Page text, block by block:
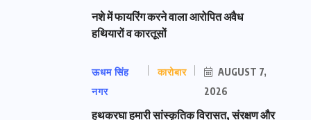
नशे में फायरिंग करने वाला आरोपित अवैध
हथियारों व कारतूसों
ऊधम सिंह
नगर
कारोबार
AUGUST 7,
2026
हथकरघा हमारी सांस्कृतिक विरासत, संरक्षण और